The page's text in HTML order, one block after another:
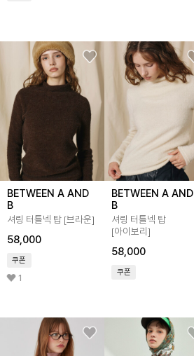
BETWEEN A AND
B
셔링 터틀넥 탑 [브라운]
58,000
쿠폰
1
BETWEEN A AND
B
셔링 터틀넥 탑
[아이보리]
58,000
쿠폰